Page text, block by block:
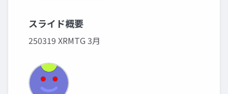
スライド概要
250319 XRMTG 3月